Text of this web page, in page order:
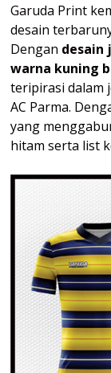
Garuda Print
desain
Dengan desain
warna kuning
teripirasi dalam
AC Parma.
yang
hitam serta list